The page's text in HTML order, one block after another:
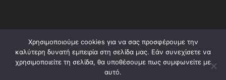
Χρησιμοποιούμε cookies για να σας προσφέρουμε την
καλύτερη δυνατή εμπειρία στη σελίδα μας. Εάν συνεχίσετε να
χρησιμοποιείτε τη σελίδα, θα υποθέσουμε πως συμφωνείτε με
αυτό.